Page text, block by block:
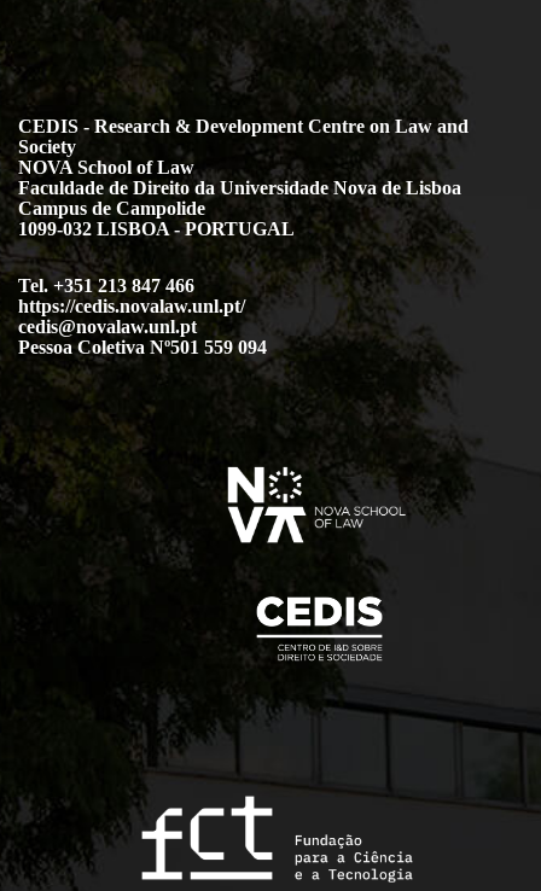
CEDIS - Research & Development Centre on Law and
Society
NOVA School of Law
Faculdade de Direito da Universidade Nova de Lisboa
Campus de Campolide
1099-032 LISBOA - PORTUGAL
Tel. +351 213 847 466
https://cedis.novalaw.unl.pt/
cedis@novalaw.unl.pt
Pessoa Coletiva Nº501 559 094